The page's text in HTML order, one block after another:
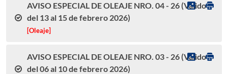
AVISO ESPECIAL DE OLEAJE NRO. 04 - 26 (Válido
del 13 al 15 de febrero 2026)
[Oleaje]
AVISO ESPECIAL DE OLEAJE NRO. 03 - 26 (Válido
del 06 al 10 de febrero 2026)